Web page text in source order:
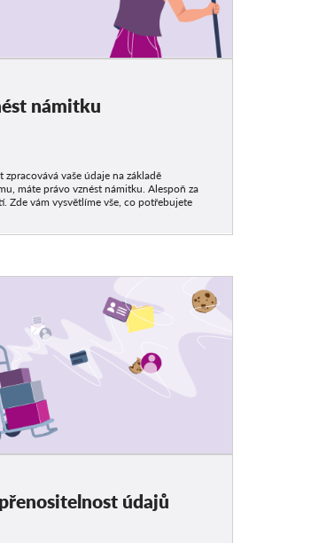
námitku
zpracovává vaše údaje na základě
máte právo vznést námitku. Alespoň za
Zde vám vysvětlíme vše, co potřebujete
údajů